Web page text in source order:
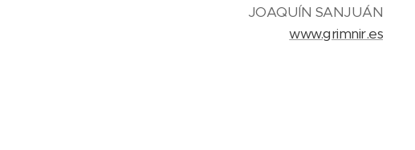
JOAQUÍN SANJUÁN
www.grimnir.es